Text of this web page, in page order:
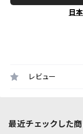
日
レビュー
最近チェックした